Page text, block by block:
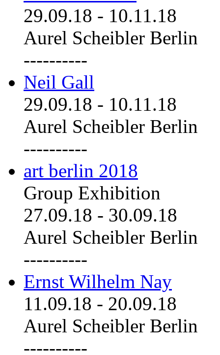
29.09.18 - 10.11.18
Aurel Scheibler Berlin
----------
Neil Gall
29.09.18 - 10.11.18
Aurel Scheibler Berlin
----------
art berlin 2018
Group Exhibition
27.09.18 - 30.09.18
Aurel Scheibler Berlin
----------
Ernst Wilhelm Nay
11.09.18 - 20.09.18
Aurel Scheibler Berlin
----------